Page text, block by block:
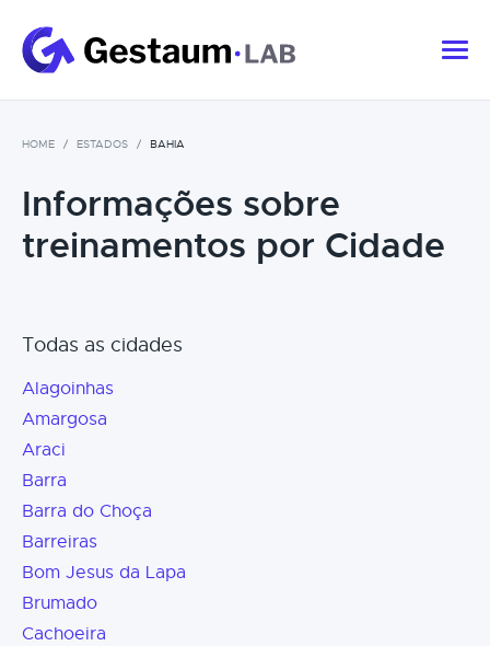
HOME ESTADOS BAHIA
Informações sobre
treinamentos por Cidade
Todas as cidades
Alagoinhas
Amargosa
Araci
Barra
Barra do Choça
Barreiras
Bom Jesus da Lapa
Brumado
Cachoeira